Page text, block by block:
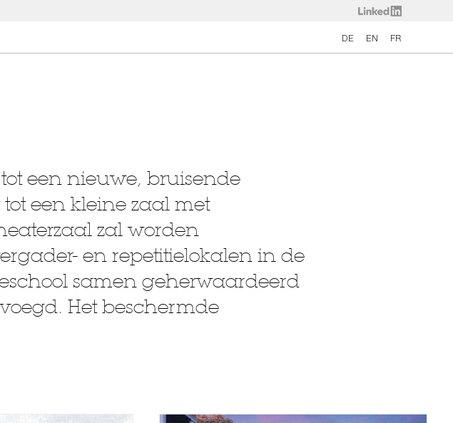
DE EN FR
een nieuwe, bruisende
een kleine zaal met
zal worden
en repetitielokalen in de
samen geherwaardeerd
Het beschermde